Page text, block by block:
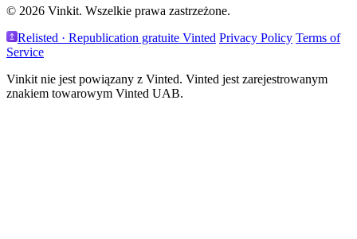
© 2026 Vinkit. Wszelkie prawa zastrzeżone.
Relisted · Republication gratuite Vinted Privacy Policy Terms of
Service
Vinkit nie jest powiązany z Vinted. Vinted jest zarejestrowanym
znakiem towarowym Vinted UAB.